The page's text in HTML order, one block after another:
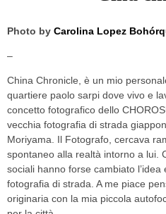
Photo by Carolina Lopez
–
China Chronicle, è un mio
quartiere paolo sarpi dove vivo e
concetto fotografico dello
vecchia fotografia di strada
Moriyama. Il Fotografo, cercava
spontaneo alla realtà intorno a lui.
sociali hanno forse cambiato l’idea
fotografia di strada. A me piace
originaria con la mia piccola